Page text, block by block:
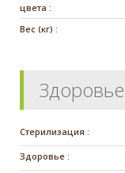
цвета :
Вес (кг) :
Здоровье
Стерилизация :
Здоровье :